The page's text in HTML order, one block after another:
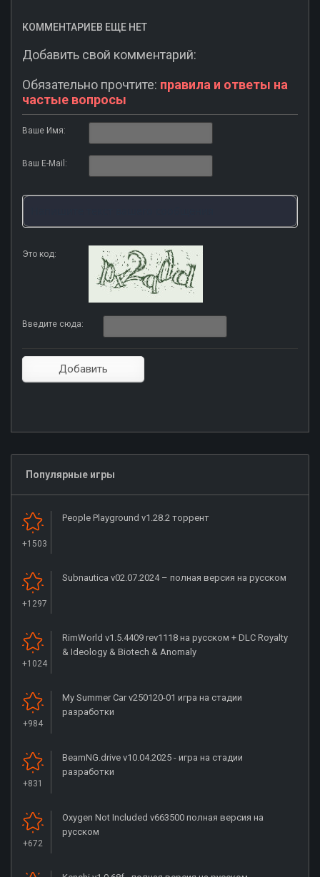
КОММЕНТАРИЕВ ЕЩЕ НЕТ
Добавить свой комментарий:
Обязательно прочтите: правила и ответы на
частые вопросы
Ваше Имя:
Ваш E-Mail:
Это код:
Введите сюда:
Популярные игры
+1503
People Playground v1.28.2 торрент
+1297
Subnautica v02.07.2024 – полная версия на русском
+1024
RimWorld v1.5.4409 rev1118 на русском + DLC Royalty
& Ideology & Biotech & Anomaly
+984
My Summer Car v250120-01 игра на стадии
разработки
+831
BeamNG.drive v10.04.2025 - игра на стадии
разработки
+672
Oxygen Not Included v663500 полная версия на
русском